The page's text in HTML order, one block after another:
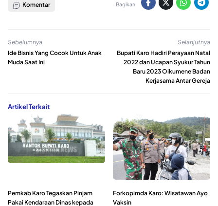
Komentar Bagikan:
Sebelumnya
Ide Bisnis Yang Cocok Untuk Anak
Muda Saat Ini
Selanjutnya
Bupati Karo Hadiri Perayaan Natal
2022 dan Ucapan Syukur Tahun
Baru 2023 Oikumene Badan
Kerjasama Antar Gereja
Artikel Terkait
Pemkab Karo Tegaskan Pinjam
Pakai Kendaraan Dinas kepada
Forkopimda Karo: Wisatawan Ayo
Vaksin